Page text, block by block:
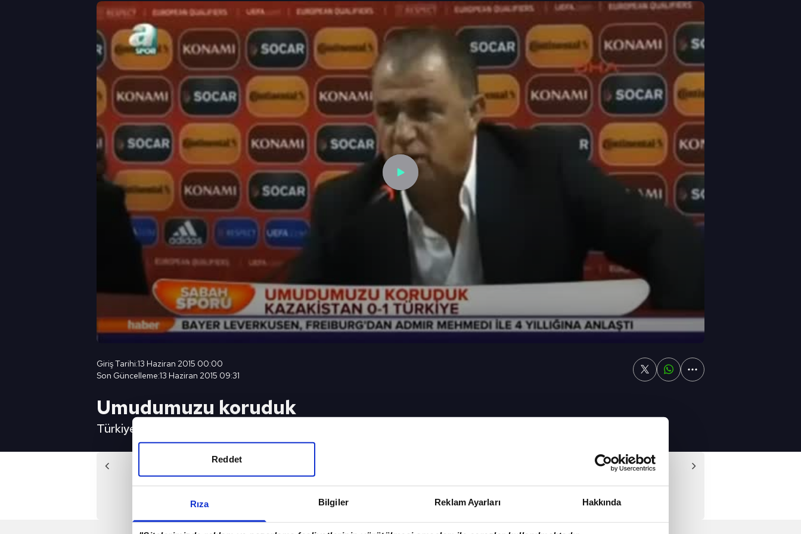
Rıza Bilgiler Reklam Ayarları Hakkında
Reddet
Giriş Tarihi:13 Haziran 2015 00:00
Son Güncelleme:13 Haziran 2015 09:31
Umudumuzu koruduk
Türkiye futbol direktörü Fatih Terim ile Arda Turan'ın maç sonu açıklamalarda bulundu.
Çin 1-0 Hollanda (özet)